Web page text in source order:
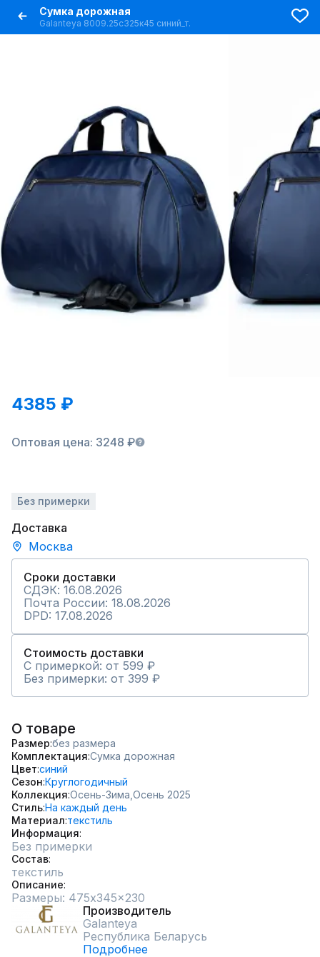
Сумка дорожная
Galanteya 8009.25с325к45 синий_т.
4385 ₽
Оптовая цена: 3248 ₽
Без примерки
Доставка
Москва
Сроки доставки
СДЭК: 16.08.2026
Почта России: 18.08.2026
DPD: 17.08.2026
Стоимость доставки
С примеркой: от 599 ₽
Без примерки: от 399 ₽
О товаре
Размер без размера
Комплектация Сумка дорожная
Цвет синий
Сезон Круглогодичный
Коллекция Осень-Зима, Осень 2025
СтильНа каждый день
Материал текстиль
Информация
Без примерки
Состав
текстиль
Описание
Размеры: 475x345x230
Производитель
Galanteya
Республика Беларусь
Подробнее